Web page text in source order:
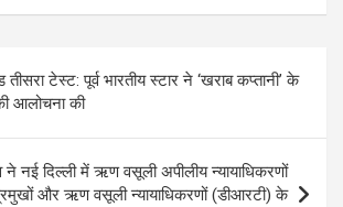
टेस्ट: पूर्व भारतीय स्टार ने ‘खराब कप्तानी’ के
आलोचना की
नई दिल्ली में ऋण वसूली अपीलीय न्यायाधिकरणों
और ऋण वसूली न्यायाधिकरणों (डीआरटी) के